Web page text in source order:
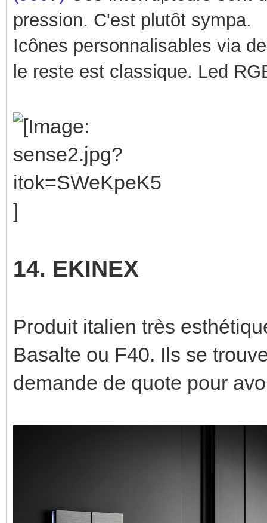
pression. C'est plutôt sympa.
Icônes personnalisables via
le reste est classique. Led
14. EKINEX
Produit italien très
Basalte ou F40. Ils se
demande de quote pour